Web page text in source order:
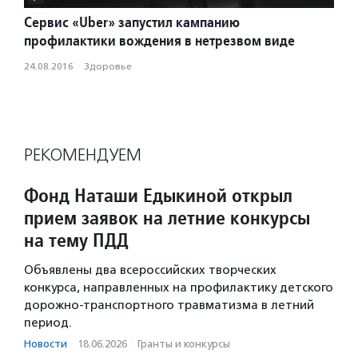
Сервис «Uber» запустил кампанию
профилактики вождения в нетрезвом виде
24.08.2016 · Здоровье
РЕКОМЕНДУЕМ
Фонд Наташи Едыкиной открыл
прием заявок на летние конкурсы
на тему ПДД
Объявлены два всероссийских творческих
конкурса, направленных на профилактику детского
дорожно-транспортного травматизма в летний
период.
Новости · 18.06.2026 · Гранты и конкурсы